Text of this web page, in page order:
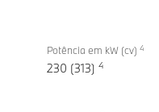
geral
técnica
iX2
xDrive30
Potência em kW (cv) 4
230 (313) 4